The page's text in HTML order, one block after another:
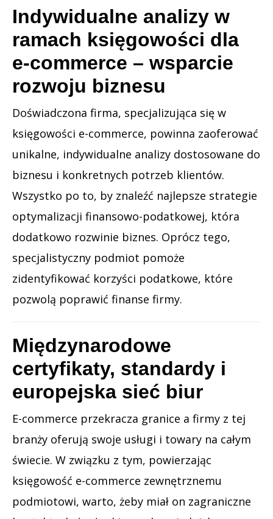
Indywidualne analizy w
ramach księgowości dla
e-commerce – wsparcie
rozwoju biznesu
Doświadczona firma, specjalizująca się w
księgowości e-commerce, powinna zaoferować
unikalne, indywidualne analizy dostosowane do
biznesu i konkretnych potrzeb klientów.
Wszystko po to, by znaleźć najlepsze strategie
optymalizacji finansowo-podatkowej, która
dodatkowo rozwinie biznes. Oprócz tego,
specjalistyczny podmiot pomoże
zidentyfikować korzyści podatkowe, które
pozwolą poprawić finanse firmy.
Międzynarodowe
certyfikaty, standardy i
europejska sieć biur
E-commerce przekracza granice a firmy z tej
branży oferują swoje usługi i towary na całym
świecie. W związku z tym, powierzając
księgowość e-commerce zewnętrznemu
podmiotowi, warto, żeby miał on zagraniczne